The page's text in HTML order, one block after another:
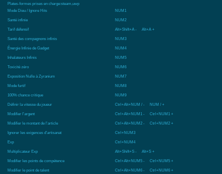
Plates-formes prises en charge:steam,uwp
Mode Dieu / Ignore Hits
NUM1
Santé infinie
NUM2
Tarif défensif
Alt+Shift+A - Alt+A +
Santé des compagnons infinis
NUM3
Énergie Infinie de Gadget
NUM4
Inhalateurs Infinis
NUM5
Toxicité zéro
NUM6
Exposition Nulle à Zyranium
NUM7
Mode furtif
NUM8
100% chance critique
NUM9
Définir la vitesse du joueur
Ctrl+Alt+NUM / - NUM / +
Modifier l'argent
Ctrl+Alt+NUM1 - Ctrl+NUM1 +
Modifier le montant de l'article
Ctrl+Alt+NUM2 - Ctrl+NUM2 +
Ignorer les exigences d'artisanat
Ctrl+NUM3
Exp
Ctrl+NUM4
Multiplicateur Exp
Alt+Shift+S - Alt+S +
Modifier les points de compétence
Ctrl+Alt+NUM5 - Ctrl+NUM5 +
Modifier le point de talent
Ctrl+Alt+NUM6 - Ctrl+NUM6 +